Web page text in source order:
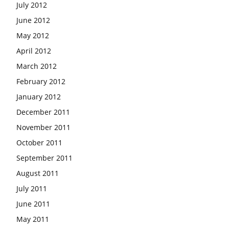
July 2012
June 2012
May 2012
April 2012
March 2012
February 2012
January 2012
December 2011
November 2011
October 2011
September 2011
August 2011
July 2011
June 2011
May 2011